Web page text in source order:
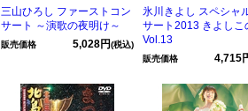
三山ひろし ファーストコン
サート ～演歌の夜明け～
販売価格 5,028円(税込)
氷川きよし スペシャ
サート2013 きよしこ
Vol.13
販売価格 4,715